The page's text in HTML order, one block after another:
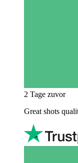
2 Tage zuvor
Great shots